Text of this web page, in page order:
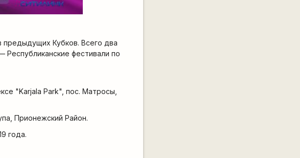
Кубков. Всего два
Республиканские фестивали по
"Karjala Park", пос. Матросы,
Прионежский Район.
года.